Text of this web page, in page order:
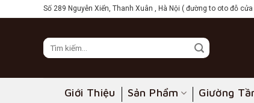
to
Số 289 Nguyễn Xiển, Thanh Xuân , Hà Nội ( đường to oto đỗ cửa
Giới Thiệu Sản Phẩm Giường